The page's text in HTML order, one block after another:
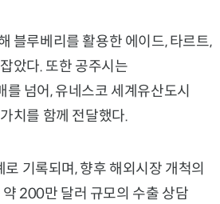
블루베리를 활용한 에이드, 타르트,
았다. 또한 공주시는
넘어, 유네스코 세계유산도시
치를 함께 전달했다.
기록되며, 향후 해외시장 개척의
200만 달러 규모의 수출 상담